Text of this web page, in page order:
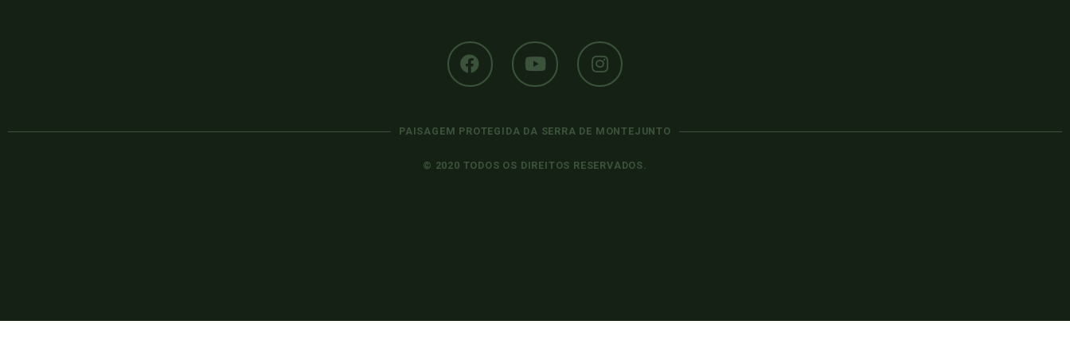
PAISAGEM PROTEGIDA DA SERRA DE MONTEJUNTO
© 2020 TODOS OS DIREITOS RESERVADOS.